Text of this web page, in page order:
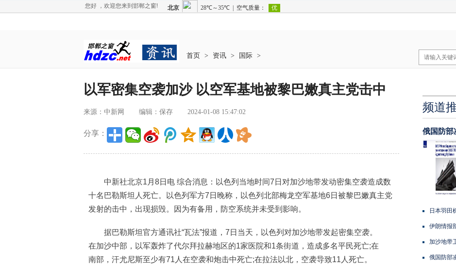
您好 ，欢迎您来到邯郸之窗!
首页 > 资讯 > 国际 >
以军密集空袭加沙 以空军基地被黎巴嫩真主党击中
来源：中新网 编辑：保存 2024-01-08 15:47:02
分享：
中新社北京1月8日电 综合消息：以色列当地时间7日对加沙地带发动密集空袭造成数
十名巴勒斯坦人死亡。以色列军方7日晚称，以色列北部梅龙空军基地6日被黎巴嫩真主党
发射的击中，出现损毁。因为有备用，防空系统并未受到影响。
据巴勒斯坦官方通讯社“瓦法”报道，7日当天，以色列对加沙地带发起密集空袭。
在加沙中部，以军轰炸了代尔拜拉赫地区的1家医院和1条街道，造成多名平民死亡;在
南部，汗尤尼斯至少有71人在空袭和炮击中死亡;在拉法以北，空袭导致11人死亡。
频道
俄国防部
日本羽田
伊朗情报
加沙地带
俄国防部